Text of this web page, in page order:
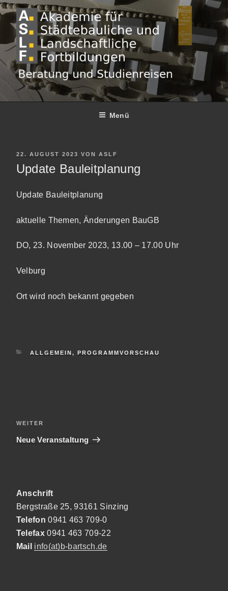
Zum
Inhalt
springen
Menü
VERÖFFENTLICHT
22. AUGUST 2023 VON ASLF
Update Bauleitplanung
Update Bauleitplanung
aktuelle Themen, Änderungen BauGB
DO, 23. November 2023, 13.00 – 17.00 Uhr
Velburg
Ort wird noch bekannt gegeben
KATEGORIEN
ALLGEMEIN,PROGRAMMVORSCHAU
Nächster
Beitrag
WEITER
Neue Veranstaltung
Anschrift
Bergstraße 25, 93161 Sinzing
Telefon 0941 463 709-0
Telefax0941 463 709-22
Mail info(at)b-bartsch.de